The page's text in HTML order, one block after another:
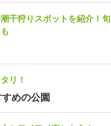
干狩りスポットを紹介！
リ！
めの公園